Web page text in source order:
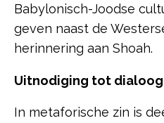
Babylonisch-Joodse
geven naast de
herinnering aan Shoah.
Uitnodiging tot dialoog
In metaforische zin is